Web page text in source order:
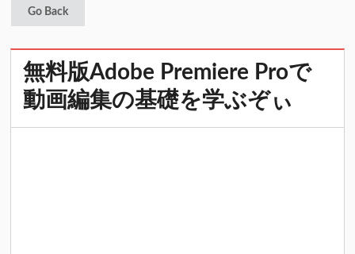
Go Back
無料版Adobe Premiere Proで
動画編集の基礎を学ぶぞぃ